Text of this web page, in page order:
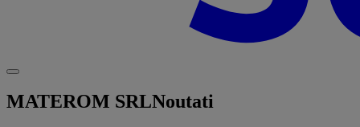
MATEROM SRLNoutati